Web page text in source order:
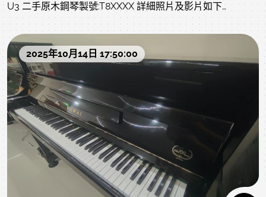
U3 二手原木鋼琴製號:T8XXXX 詳細照片及影片如下
附贈:調音一次、中古升降琴椅、除濕棒、耐重珠碗、拭琴
布、琴油、等..不含運(北部一樓或電梯大約2000，樓梯、吊
車、拆鍵盤、偏鄉、離島、裝箱、等..另計)售價:39900 不二
價 已經很便宜 同品質二手鋼琴商品不怕您比較 歡迎比價以
下照片及影片是購回的原始 二手鋼琴 狀況，當下就很不錯
YAMAHA U3 鋼琴 目前整理ing，以下照片影片是我們專業
認證回收後當下的原始狀況，上一手保存良好就像去買中古
車，車行都整理得很漂亮，但您不知道的是原始狀況?是否被
撞?是否大修?以下照片及影片把上一手的狀況坦誠給您了
2025年10月14日 17:50:00